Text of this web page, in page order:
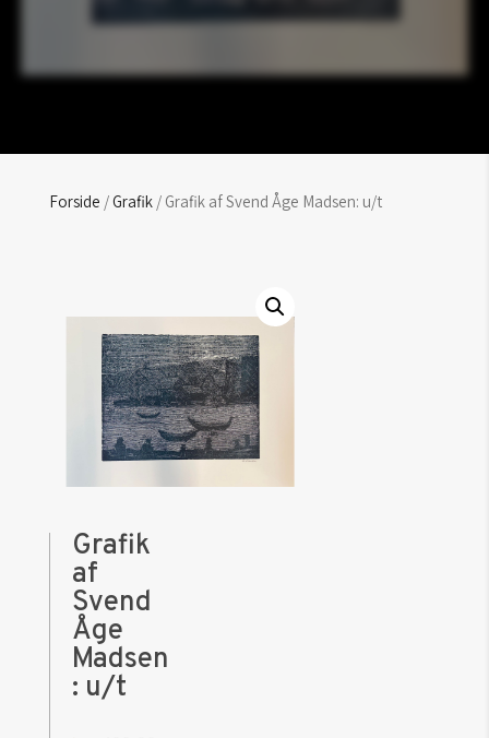
Forside /Grafik/ Grafik af Svend Åge Madsen: u/t
Grafik
af
Svend
Åge
Madsen
: u/t